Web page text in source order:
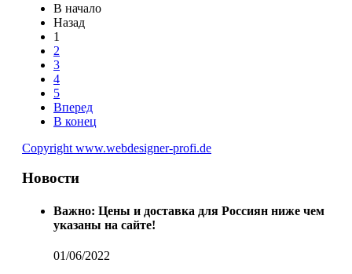
В начало
Назад
1
2
3
4
5
Вперед
В конец
Copyright www.webdesigner-profi.de
Новости
Важно: Цены и доставка для Россиян ниже чем
указаны на сайте!
01/06/2022